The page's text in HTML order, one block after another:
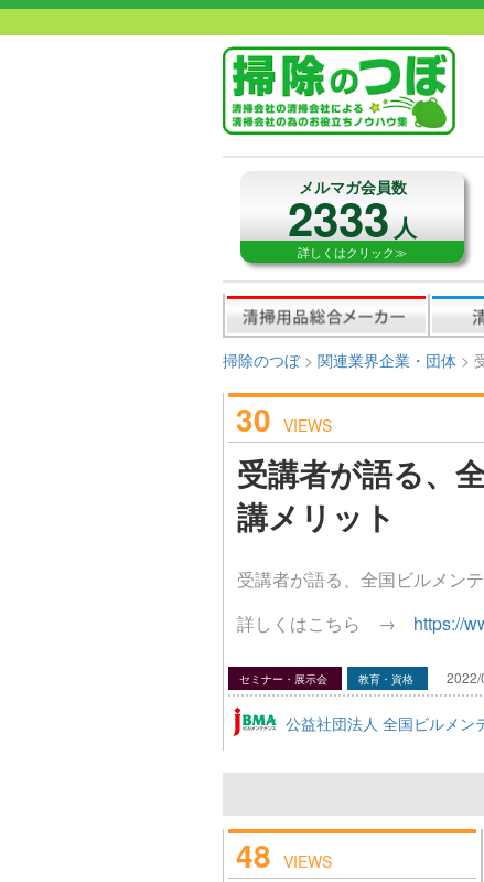
メルマガ会員数
2333人
詳しくはクリック≫
掃除のつぼ> 関連業界企業・団体 >
30 VIEWS
受講者が語る、
講メリット
受講者が語る、全国ビルメン
詳しくはこちら → https://
セミナー・展示会 教育・資格 2022/
公益社団法人 全国ビルメン
48 VIEWS